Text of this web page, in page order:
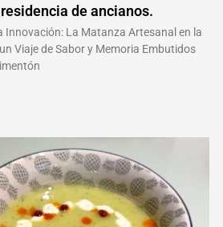
de ancianos.
Innovación: La Matanza Artesanal en la
Viaje de Sabor y Memoria Embutidos